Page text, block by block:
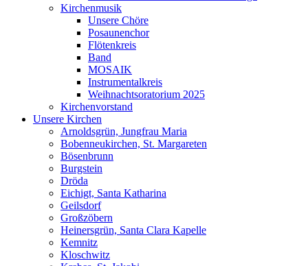
Kirchenmusik
Unsere Chöre
Posaunenchor
Flötenkreis
Band
MOSAIK
Instrumentalkreis
Weihnachtsoratorium 2025
Kirchenvorstand
Unsere Kirchen
Arnoldsgrün, Jungfrau Maria
Bobenneukirchen, St. Margareten
Bösenbrunn
Burgstein
Dröda
Eichigt, Santa Katharina
Geilsdorf
Großzöbern
Heinersgrün, Santa Clara Kapelle
Kemnitz
Kloschwitz